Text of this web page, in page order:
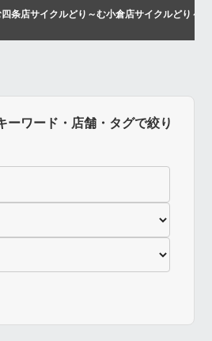
条店サイクルどり～む小倉店サイクルどり～